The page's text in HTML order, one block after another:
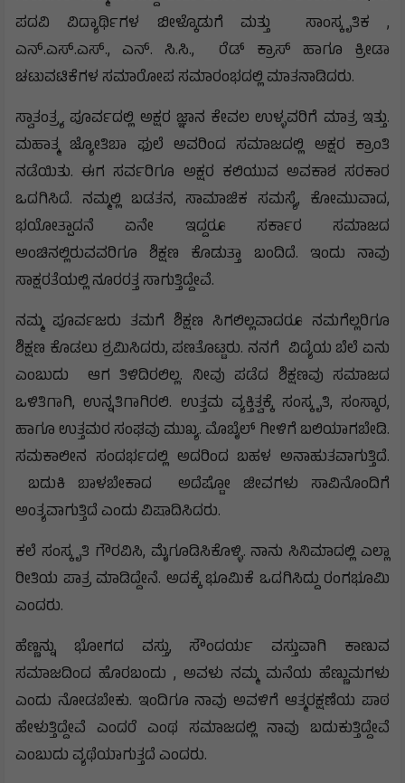
ಪದವಿ ವಿದ್ಯಾರ್ಥಿಗಳ ಬೀಳ್ಕೊಡುಗೆ ಮತ್ತು ಸಾಂಸ್ಕೃತಿಕ ,
ಎನ್.ಎಸ್.ಎಸ್., ಎನ್. ಸಿ.ಸಿ., ರೆಡ್ ಕ್ರಾಸ್ ಹಾಗೂ ಕ್ರೀಡಾ
ಚಟುವಟಿಕೆಗಳ ಸಮಾರೋಪ ಸಮಾರಂಭದಲ್ಲಿ ಮಾತನಾಡಿದರು.
ಸ್ವಾತಂತ್ರ್ಯ ಪೂರ್ವದಲ್ಲಿ ಅಕ್ಷರ ಜ್ಞಾನ ಕೇವಲ ಉಳ್ಳವರಿಗೆ ಮಾತ್ರ ಇತ್ತು.
ಮಹಾತ್ಮ ಜ್ಯೋತಿಬಾ ಫುಲೆ ಅವರಿಂದ ಸಮಾಜದಲ್ಲಿ ಅಕ್ಷರ ಕ್ರಾಂತಿ
ನಡೆಯಿತು. ಈಗ ಸರ್ವರಿಗೂ ಅಕ್ಷರ ಕಲಿಯುವ ಅವಕಾಶ ಸರಕಾರ
ಒದಗಿಸಿದೆ. ನಮ್ಮಲ್ಲಿ ಬಡತನ, ಸಾಮಾಜಿಕ ಸಮಸ್ಯೆ, ಕೋಮುವಾದ,
ಭಯೋತ್ಪಾದನೆ ಏನೇ ಇದ್ದರೂ ಸರ್ಕಾರ ಸಮಾಜದ
ಅಂಚಿನಲ್ಲಿರುವವರಿಗೂ ಶಿಕ್ಷಣ ಕೊಡುತ್ತಾ ಬಂದಿದೆ. ಇಂದು ನಾವು
ಸಾಕ್ಷರತೆಯಲ್ಲಿ ನೂರರತ್ತ ಸಾಗುತ್ತಿದ್ದೇವೆ.
ನಮ್ಮ ಪೂರ್ವಜರು ತಮಗೆ ಶಿಕ್ಷಣ ಸಿಗಲಿಲ್ಲವಾದರೂ ನಮಗೆಲ್ಲರಿಗೂ
ಶಿಕ್ಷಣ ಕೊಡಲು ಶ್ರಮಿಸಿದರು, ಪಣತೊಟ್ಟರು. ನನಗೆ ವಿದ್ಯೆಯ ಬೆಲೆ ಏನು
ಎಂಬುದು ಆಗ ತಿಳಿದಿರಲಿಲ್ಲ. ನೀವು ಪಡೆದ ಶಿಕ್ಷಣವು ಸಮಾಜದ
ಒಳಿತಿಗಾಗಿ, ಉನ್ನತಿಗಾಗಿರಲಿ. ಉತ್ತಮ ವ್ಯಕ್ತಿತ್ವಕ್ಕೆ ಸಂಸ್ಕೃತಿ, ಸಂಸ್ಕಾರ,
ಹಾಗೂ ಉತ್ತಮರ ಸಂಘವು ಮುಖ್ಯ. ಮೊಬೈಲ್ ಗೀಳಿಗೆ ಬಲಿಯಾಗಬೇಡಿ.
ಸಮಕಾಲೀನ ಸಂದರ್ಭದಲ್ಲಿ ಅದರಿಂದ ಬಹಳ ಅನಾಹುತವಾಗುತ್ತಿದೆ.
ಬದುಕಿ ಬಾಳಬೇಕಾದ ಅದೆಷ್ಟೋ ಜೀವಗಳು ಸಾವಿನೊಂದಿಗೆ
ಅಂತ್ಯವಾಗುತ್ತಿದೆ ಎಂದು ವಿಷಾದಿಸಿದರು.
ಕಲೆ ಸಂಸ್ಕೃತಿ ಗೌರವಿಸಿ, ಮೈಗೂಡಿಸಿಕೊಳ್ಳಿ. ನಾನು ಸಿನಿಮಾದಲ್ಲಿ ಎಲ್ಲಾ
ರೀತಿಯ ಪಾತ್ರ ಮಾಡಿದ್ದೇನೆ. ಅದಕ್ಕೆ ಭೂಮಿಕೆ ಒದಗಿಸಿದ್ದು ರಂಗಭೂಮಿ
ಎಂದರು.
ಹೆಣ್ಣನ್ನು ಭೋಗದ ವಸ್ತು, ಸೌಂದರ್ಯ ವಸ್ತುವಾಗಿ ಕಾಣುವ
ಸಮಾಜದಿಂದ ಹೊರಬಂದು , ಅವಳು ನಮ್ಮ ಮನೆಯ ಹೆಣ್ಣುಮಗಳು
ಎಂದು ನೋಡಬೇಕು. ಇಂದಿಗೂ ನಾವು ಅವಳಿಗೆ ಆತ್ಮರಕ್ಷಣೆಯ ಪಾಠ
ಹೇಳುತ್ತಿದ್ದೇವೆ ಎಂದರೆ ಎಂಥ ಸಮಾಜದಲ್ಲಿ ನಾವು ಬದುಕುತ್ತಿದ್ದೇವೆ
ಎಂಬುದು ವ್ಯಥೆಯಾಗುತ್ತದೆ ಎಂದರು.